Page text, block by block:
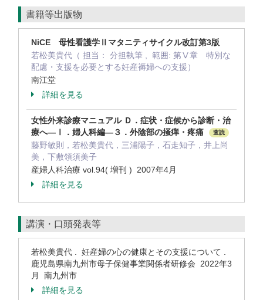
書籍等出版物
NiCE 母性看護学Ⅱマタニティサイクル改訂第3版
若松美貴代（ 担当： 分担執筆 , 範囲: 第Ⅴ章 特別な
配慮・支援を必要とする妊産褥婦への支援）
南江堂
詳細を見る
女性外来診療マニュアル Ｄ．症状・症候から診断・治
療へ―Ⅰ．婦人科編―３．外陰部の掻痒・疼痛
査読
藤野敏則，若松美貴代，三浦陽子，石走知子，井上尚
美，下敷領須美子
産婦人科治療 vol.94( 増刊 ) 2007年4月
詳細を見る
講演・口頭発表等
若松美貴代 . 妊産婦の心の健康とその支援について .
鹿児島県南九州市母子保健事業関係者研修会 2022年3
月 南九州市
詳細を見る